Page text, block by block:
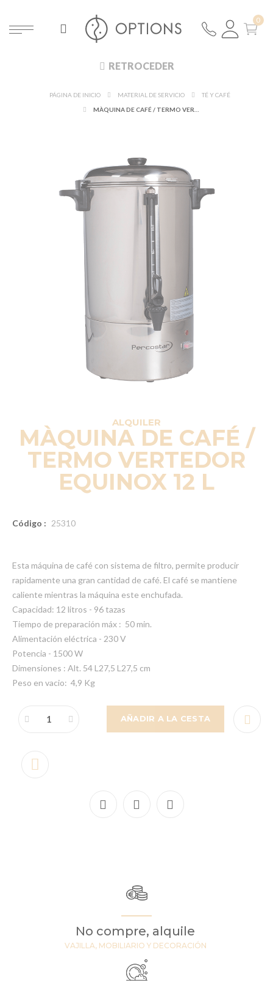
RETROCEDER
PÁGINA DE INICIO MATERIAL DE SERVICIO
TÉ Y CAFÉ
ALQUILER
MÀQUINA DE CAFÉ /
TERMO VERTEDOR
EQUINOX 12 L
Código : 25310
Esta máquina de café con sistema de filtro, permite producir
rapidamente una gran cantidad de café. El café se mantiene
caliente mientras la máquina este enchufada.
Capacidad: 12 litros - 96 tazas
Tiempo de preparación máx : 50 min.
Alimentación eléctrica - 230 V
Potencia - 1500 W
Dimensiones : Alt. 54 L27,5 L27,5 cm
Peso en vacio: 4,9 Kg
AÑADIR A LA CESTA
No compre, alquile
VAJILLA, MOBILIARIO Y DECORACIÓN